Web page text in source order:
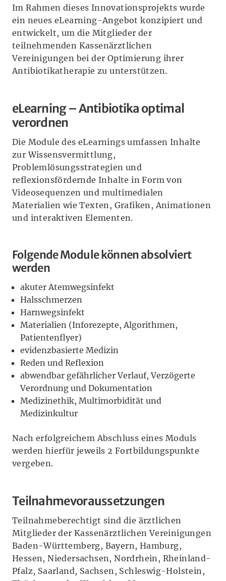
Im Rahmen dieses Innovationsprojekts wurde
ein neues eLearning-Angebot konzipiert und
entwickelt, um die Mitglieder der
teilnehmenden Kassenärztlichen
Vereinigungen bei der Optimierung ihrer
Antibiotikatherapie zu unterstützen.
eLearning – Antibiotika optimal
verordnen
Die Module des eLearnings umfassen Inhalte
zur Wissensvermittlung,
Problemlösungsstrategien und
reflexionsfördernde Inhalte in Form von
Videosequenzen und multimedialen
Materialien wie Texten, Grafiken, Animationen
und interaktiven Elementen.
Folgende Module können absolviert
werden
akuter Atemwegsinfekt
Halsschmerzen
Harnwegsinfekt
Materialien (Inforezepte, Algorithmen,
Patientenflyer)
evidenzbasierte Medizin
Reden und Reflexion
abwendbar gefährlicher Verlauf, Verzögerte
Verordnung und Dokumentation
Medizinethik, Multimorbidität und
Medizinkultur
Nach erfolgreichem Abschluss eines Moduls
werden hierfür jeweils 2 Fortbildungspunkte
vergeben.
Teilnahmevoraussetzungen
Teilnahmeberechtigt sind die ärztlichen
Mitglieder der Kassenärztlichen Vereinigungen
Baden-Württemberg, Bayern, Hamburg,
Hessen, Niedersachsen, Nordrhein, Rheinland-
Pfalz, Saarland, Sachsen, Schleswig-Holstein,